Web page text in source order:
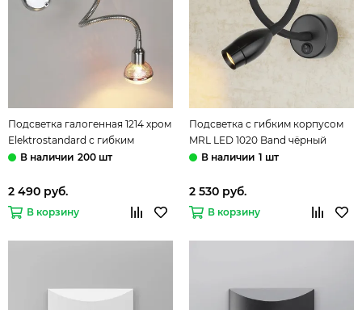
Подсветка галогенная 1214 хром
Elektrostandard с гибким
корпусом
200 шт
2 490 руб.
В корзину
Подсветка с гибким корпусом
MRL LED 1020 Band чёрный
Elektrostandard1 шт
2 530 руб.
В корзину